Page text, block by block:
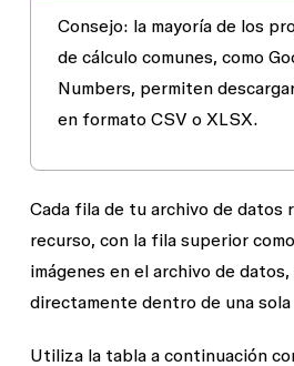
Consejo: la mayoría de los
de cálculo comunes, como
Numbers, permiten
en formato CSV o XLSX.
Cada fila de tu archivo de datos
recurso, con la fila superior
imágenes en el archivo de datos,
directamente dentro de una sola
Utiliza la tabla a continuación